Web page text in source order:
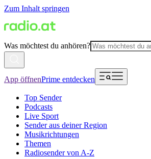
Zum Inhalt springen
Was möchtest du anhören?
App öffnenPrime entdecken
Top Sender
Podcasts
Live Sport
Sender aus deiner Region
Musikrichtungen
Themen
Radiosender von A-Z